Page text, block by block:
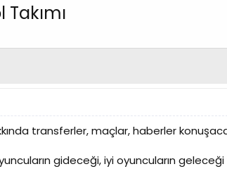
transferler, maçlar, haberler
gideceği, iyi oyuncuların